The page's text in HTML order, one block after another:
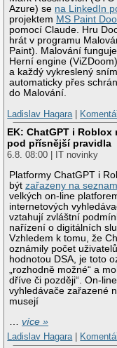
Azure) se na LinkedIn
projektem MS Paint
pomocí Claude. Hru
hrát v programu
Paint). Malování
Herní engine
a každý vykreslený
automaticky přes
do Malování.
Ladislav Hagara
EK: ChatGPT i
pod přísnější pravidla
6.8. 08:00 | IT novinky
Platformy ChatGPT i
býtzařazeny na seznam
velkých on-line
internetových
vztahují zvláštní
nařízení o digitálních
Vzhledem k tomu, že
oznámily počet
hodnotou DSA, je toto
„rozhodně možné“ a
dříve či později“. On-
vyhledávače zařazené
musejí
…více »
Ladislav Hagara|